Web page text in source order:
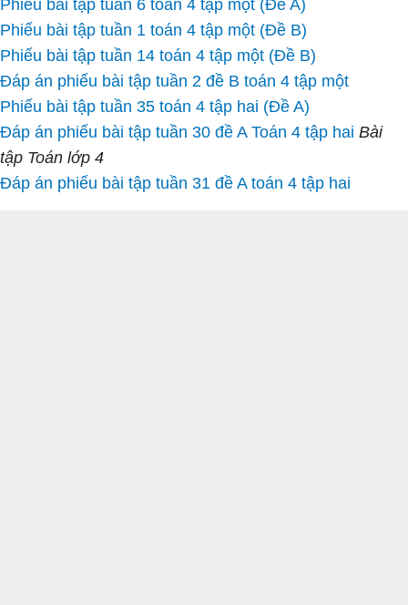
Phiếu bài tập tuần 6 toán 4 tập một (Đề A)
Phiếu bài tập tuần 1 toán 4 tập một (Đề B)
Phiếu bài tập tuần 14 toán 4 tập một (Đề B)
Đáp án phiếu bài tập tuần 2 đề B toán 4 tập một
Phiếu bài tập tuần 35 toán 4 tập hai (Đề A)
Đáp án phiếu bài tập tuần 30 đề A Toán 4 tập hai Bài
tập Toán lớp 4
Đáp án phiếu bài tập tuần 31 đề A toán 4 tập hai